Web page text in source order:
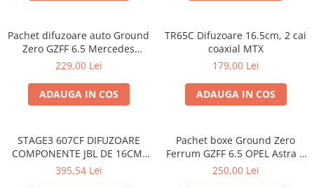
Pachet difuzoare auto Ground
Zero GZFF 6.5 Mercedes
Vito/Viano/Sprinter
229,00 Lei
ADAUGA IN COS
TR65C Difuzoare 16.5cm, 2 cai
coaxial MTX
179,00 Lei
ADAUGA IN COS
STAGE3 607CF DIFUZOARE
COMPONENTE JBL DE 16CM,
50W RMS
395,54 Lei
Pachet boxe Ground Zero
Ferrum GZFF 6.5 OPEL Astra J,
Astra K
250,00 Lei